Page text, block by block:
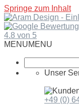
Springe zum Inhalt
4.8 von 5
MENUMENU
Unser
+49 (0)